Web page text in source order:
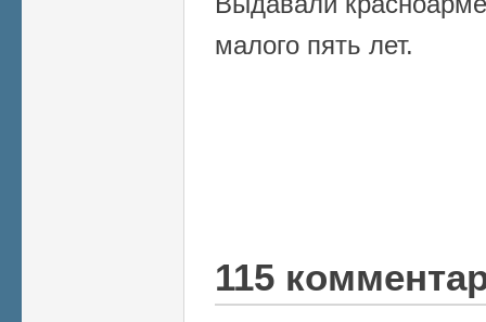
малого пять лет.
115